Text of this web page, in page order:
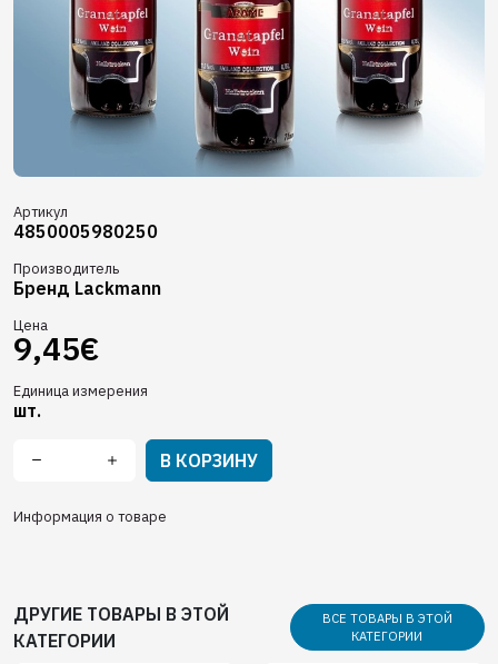
Артикул
4850005980250
Производитель
Бренд Lackmann
Цена
9,45€
Единица измерения
шт.
В КОРЗИНУ
Информация о товаре
ДРУГИЕ ТОВАРЫ В ЭТОЙ
КАТЕГОРИИ
ВСЕ ТОВАРЫ В ЭТОЙ
КАТЕГОРИИ